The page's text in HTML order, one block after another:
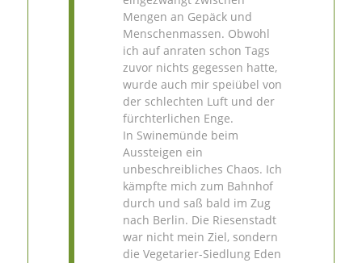
Mengen an Gepäck und
Menschenmassen. Obwohl
ich auf anraten schon Tags
zuvor nichts gegessen hatte,
wurde auch mir speiübel von
der schlechten Luft und der
fürchterlichen Enge.
In Swinemünde beim
Aussteigen ein
unbeschreibliches Chaos. Ich
kämpfte mich zum Bahnhof
durch und saß bald im Zug
nach Berlin. Die Riesenstadt
war nicht mein Ziel, sondern
die Vegetarier-Siedlung Eden